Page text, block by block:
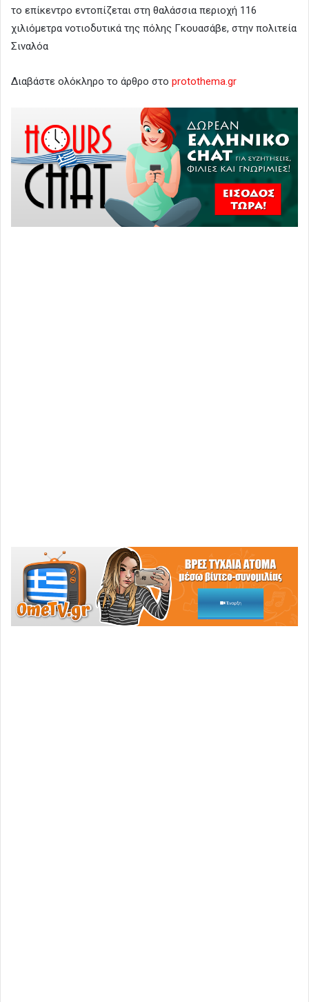
το επίκεντρο εντοπίζεται στη θαλάσσια περιοχή 116
χιλιόμετρα νοτιοδυτικά της πόλης Γκουασάβε, στην πολιτεία
Σιναλόα
Διαβάστε ολόκληρο το άρθρο στο protothema.gr